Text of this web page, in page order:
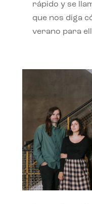
rápido y se
que nos diga
verano para